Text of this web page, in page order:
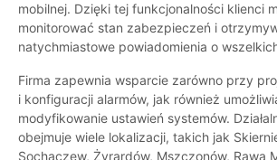
mobilnej. Dzięki tej funkcjonalności klienci
monitorować stan zabezpieczeń i
natychmiastowe powiadomienia o
Firma zapewnia wsparcie zarówno przy
i konfiguracji alarmów, jak również
modyfikowanie ustawień systemów.
obejmuje wiele lokalizacji, takich jak
Sochaczew, Żyrardów, Mszczonów, Rawa